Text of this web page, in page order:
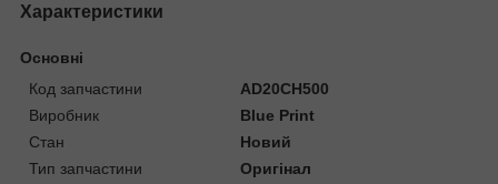
Характеристики
Основні
Код запчастини
AD20CH500
Виробник
Blue Print
Стан
Новий
Тип запчастини
Оригінал